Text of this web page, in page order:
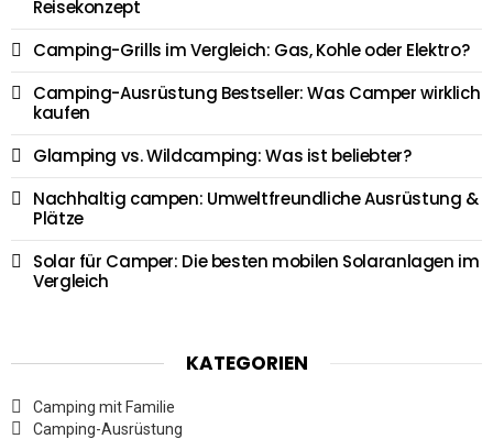
Reisekonzept
Camping-Grills im Vergleich: Gas, Kohle oder Elektro?
Camping-Ausrüstung Bestseller: Was Camper wirklich
kaufen
Glamping vs. Wildcamping: Was ist beliebter?
Nachhaltig campen: Umweltfreundliche Ausrüstung &
Plätze
Solar für Camper: Die besten mobilen Solaranlagen im
Vergleich
KATEGORIEN
Camping mit Familie
Camping-Ausrüstung